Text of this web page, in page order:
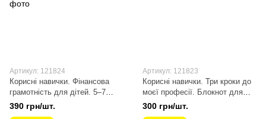
Артикул: 121824
Корисні навички. Фінансова
грамотність для дітей. 5–7
років. Перший крок до
мільйона - 4MAMAS КНН038
390 грн/шт.
Артикул: 121823
Корисні навички. Три кроки до
моєї професії. Блокнот для
підлітків - 4MAMAS КНН017
(121823)
300 грн/шт.